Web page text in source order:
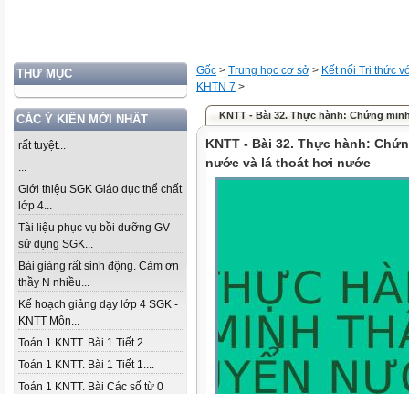
THƯ MỤC
CÁC Ý KIẾN MỚI NHẤT
rất tuyệt...
...
Giới thiệu SGK Giáo dục thể chất
lớp 4...
Tài liệu phục vụ bồi dưỡng GV
sử dụng SGK...
Bài giảng rất sinh động. Cảm ơn
thầy N nhiều...
Kế hoạch giảng dạy lớp 4 SGK -
KNTT Môn...
Toán 1 KNTT. Bài 1 Tiết 2....
Toán 1 KNTT. Bài 1 Tiết 1....
Toán 1 KNTT. Bài Các số từ 0
Gốc > Trung học cơ sở > Kết nối Tri thức
KHTN 7 >
KNTT - Bài 32. Thực hành: Chứng
KNTT - Bài 32. Thực hành:
nước và lá thoát hơi nước